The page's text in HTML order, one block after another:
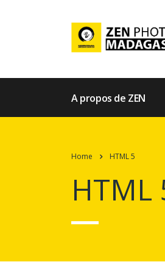
A propos de ZEN
Home HTML 5
HTML